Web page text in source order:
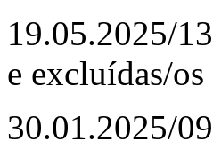
19.05.2025/
e excluídas/os
30.01.2025/